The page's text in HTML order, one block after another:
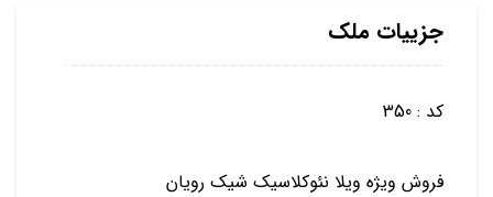
جزییات ملک
کد : 350
فروش ویژه ویلا نئوکلاسیک شیک رویان